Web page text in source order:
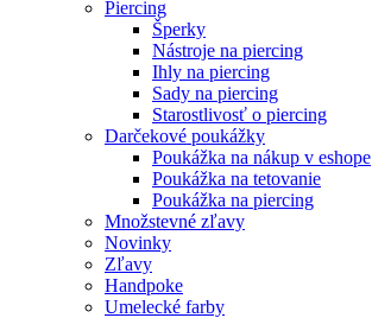
Piercing
Šperky
Nástroje na piercing
Ihly na piercing
Sady na piercing
Starostlivosť o piercing
Darčekové poukážky
Poukážka na nákup v eshope
Poukážka na tetovanie
Poukážka na piercing
Množstevné zľavy
Novinky
Zľavy
Handpoke
Umelecké farby